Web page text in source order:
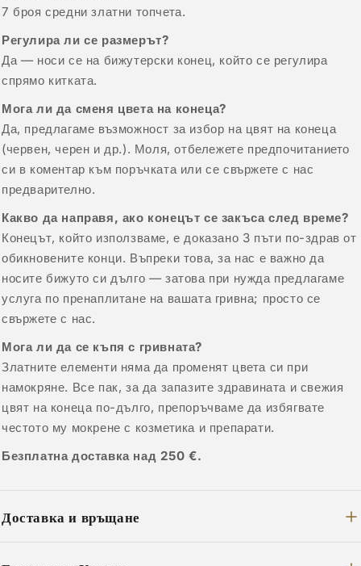
7 броя средни златни топчета.
Регулира ли се размерът?
Да — носи се на бижутерски конец, който се регулира
спрямо китката.
Мога ли да сменя цвета на конеца?
Да, предлагаме възможност за избор на цвят на конеца
(червен, черен и др.). Моля, отбележете предпочитанието
си в коментар към поръчката или се свържете с нас
предварително.
Какво да направя, ако конецът се закъса след време?
Конецът, който използваме, е доказано 3 пъти по-здрав от
обикновените конци. Въпреки това, за нас е важно да
носите бижуто си дълго — затова при нужда предлагаме
услуга по пренаплитане на вашата гривна; просто се
свържете с нас.
Мога ли да се къпя с гривната?
Златните елементи няма да променят цвета си при
намокряне. Все пак, за да запазите здравината и свежия
цвят на конеца по-дълго, препоръчваме да избягвате
честото му мокрене с козметика и препарати.
Безплатна доставка над 250 €.
Доставка и връщане